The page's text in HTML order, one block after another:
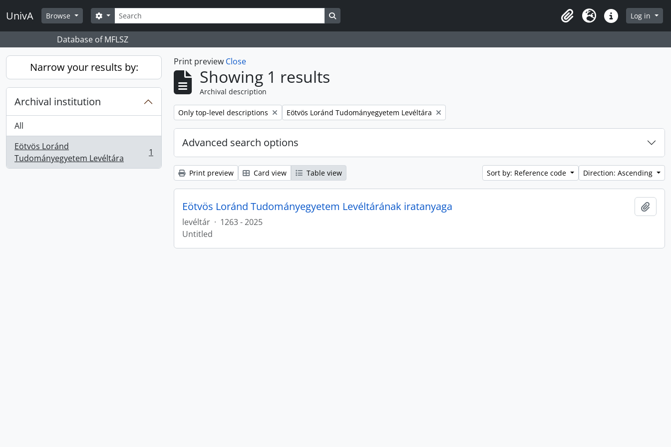
Skip to main content
UnivA Browse Search
Search options Search in browse page
ClipboardLanguageQuick linksLog in
Database of MFLSZ
Narrow your results by:
Archival institution
All
Eötvös Loránd
Tudományegyetem Levéltára
, 1 results 1
Print preview Close
Showing 1 results
Archival description
Remove filter:
Only top-level descriptions Remove filter:
Eötvös Loránd Tudományegyetem Levéltára
Advanced search options
Print preview Card view Table view Sort by: Reference code Direction: Ascending
Eötvös Loránd Tudományegyetem Levéltárának iratanyaga
levéltár · 1263 - 2025
Untitled